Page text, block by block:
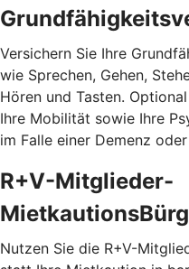
Versichern Sie Ihre
wie Sprechen, Gehen,
Hören und Tasten.
Ihre Mobilität sowie Ihre
im Falle einer Demenz
R+V-Mitglieder-
Nutzen Sie die R+V-